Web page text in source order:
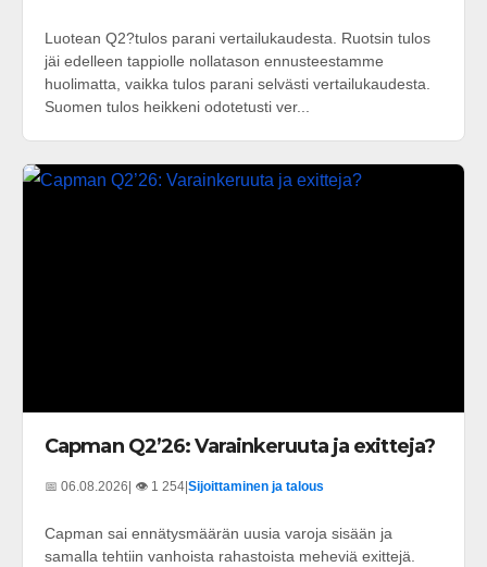
Luotean Q2?tulos parani vertailukaudesta. Ruotsin tulos
jäi edelleen tappiolle nollatason ennusteestamme
huolimatta, vaikka tulos parani selvästi vertailukaudesta.
Suomen tulos heikkeni odotetusti ver...
Capman Q2’26: Varainkeruuta ja exitteja?
📅 06.08.2026 | 👁️ 1 254 Sijoittaminen ja talous
Capman sai ennätysmäärän uusia varoja sisään ja
samalla tehtiin vanhoista rahastoista meheviä exittejä.